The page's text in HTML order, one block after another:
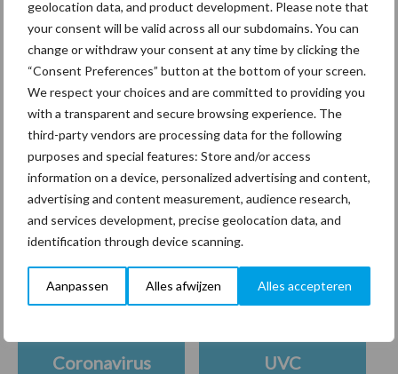
geolocation data, and product development. Please note that
your consent will be valid across all our subdomains. You can
change or withdraw your consent at any time by clicking the
“Consent Preferences” button at the bottom of your screen.
We respect your choices and are committed to providing you
with a transparent and secure browsing experience. The
third-party vendors are processing data for the following
purposes and special features: Store and/or access
information on a device, personalized advertising and content,
advertising and content measurement, audience research,
and services development, precise geolocation data, and
identification through device scanning.
Aanpassen Alles afwijzen Alles accepteren
arbeidscontracten kent
mitsen en maren
Freddy van de Ridder
Cleaners: “Glazenwassen
zit in m’n bloed, maar
innoveren is mijn toekomst”
Coronavirus UVC